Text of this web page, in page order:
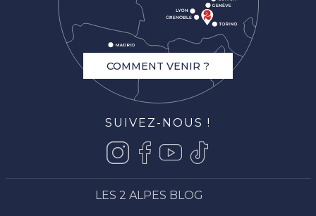
COMMENT VENIR ?
SUIVEZ-NOUS !
LES 2 ALPES BLOG